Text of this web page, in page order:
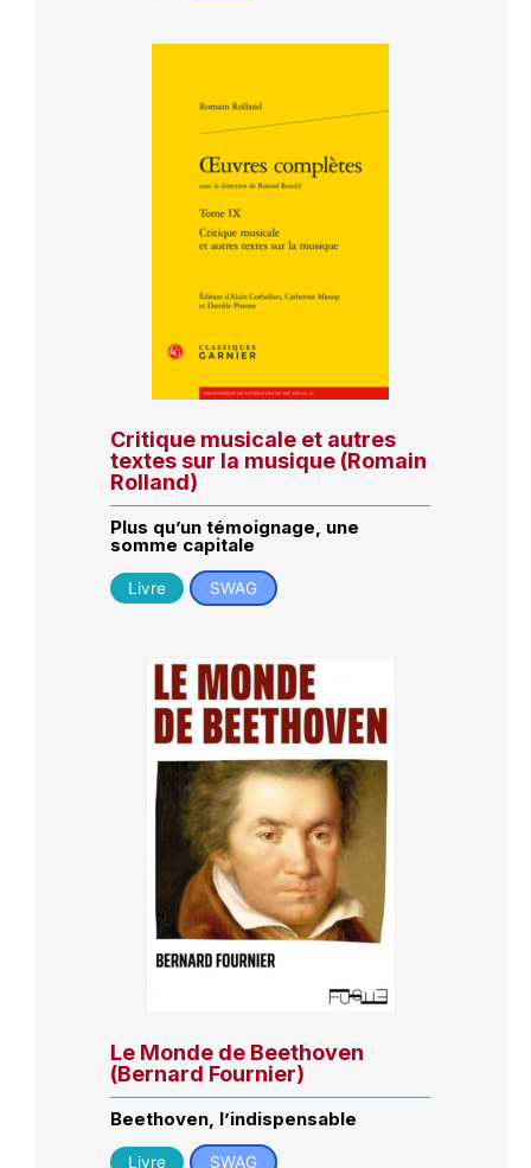
Critique musicale et autres
textes sur la musique (Romain
Rolland)
Plus qu’un témoignage, une
somme capitale
Livre SWAG
Le Monde de Beethoven
(Bernard Fournier)
Beethoven, l’indispensable
Livre SWAG